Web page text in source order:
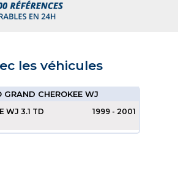
les véhicules
GRAND CHEROKEE WJ
WJ 3.1 TD
1999 - 2001